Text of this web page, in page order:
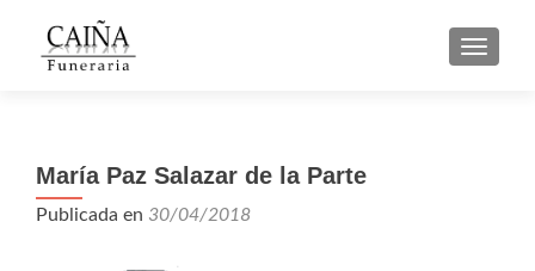
María Paz Salazar de la Parte
Publicada en 30/04/2018